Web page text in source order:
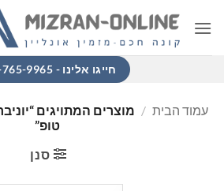
חייגו אלינו - 058-765-9965
עמוד הבית / מוצרים המתויגים
טופ”
סנן